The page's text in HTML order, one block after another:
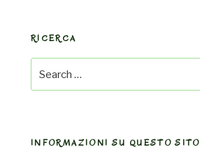
RICERCA
Search
for:
INFORMAZIONI SU QUESTO SITO